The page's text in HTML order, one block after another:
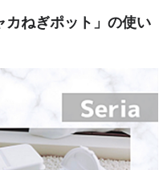
ねぎポット」の使い